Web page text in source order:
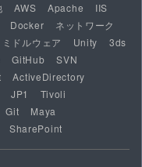
AWS Apache
IIS
Docker
ネットワーク
ドルウェア Unity
3ds
GitHub
SVN
ActiveDirectory
JP1
Tivoli
Git
Maya
SharePoint